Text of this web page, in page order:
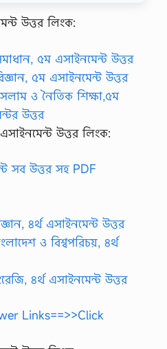
উত্তর লিংক:
৫ম এসাইনমেন্ট উত্তর
৫ম এসাইনমেন্ট উত্তর
ও নৈতিক শিক্ষা,৫ম
উত্তর
উত্তর লিংক:
সব উত্তর সহ PDF
৪র্থ এসাইনমেন্ট উত্তর
ও বিশ্বপরিচয়, ৪র্থ
৪র্থ এসাইনমেন্ট উত্তর
Links==>>Click